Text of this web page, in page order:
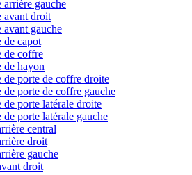
arrière gauche
avant droit
avant gauche
de capot
de coffre
de hayon
de porte de coffre droite
de porte de coffre gauche
de porte latérale droite
de porte latérale gauche
central
droit
gauche
droit